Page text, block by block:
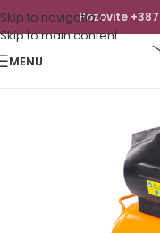
Skip to navigation
Skip to main content
Pozovite
MENU